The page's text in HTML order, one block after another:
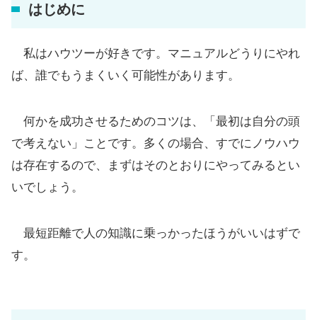
はじめに
私はハウツーが好きです。マニュアルどうりにやれ
ば、誰でもうまくいく可能性があります。
何かを成功させるためのコツは、「最初は自分の頭
で考えない」ことです。多くの場合、すでにノウハウ
は存在するので、まずはそのとおりにやってみるとい
いでしょう。
最短距離で人の知識に乗っかったほうがいいはずで
す。